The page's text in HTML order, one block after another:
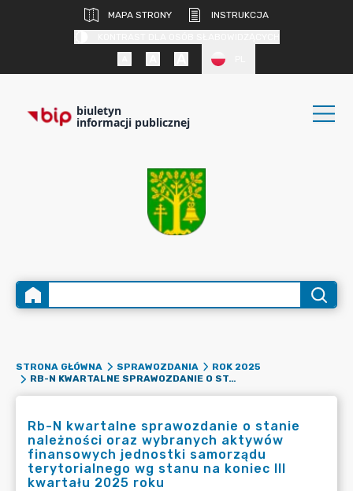
MAPA STRONY
INSTRUKCJA
biuletyn
informacji publicznej
STRONA GŁÓWNA SPRAWOZDANIA
ROK 2025
RB-N KWARTALNE SPRAWOZDANIE O STANIE NALEŻNOŚCI ORAZ WYBRANYCH AKTYWÓW FINANSOWYCH JEDNOSTKI SAMORZĄDU TERYTORIALNEGO WG STANU NA KONIEC III KWARTAŁU 2025 ROKU
Rb-N kwartalne sprawozdanie o stanie
należności oraz wybranych aktywów
finansowych jednostki samorządu
terytorialnego wg stanu na koniec III
kwartału 2025 roku